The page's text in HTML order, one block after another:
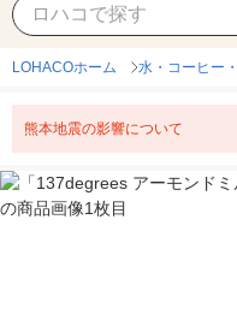
LOHACOホーム 水・コーヒー
熊本地震の影響について